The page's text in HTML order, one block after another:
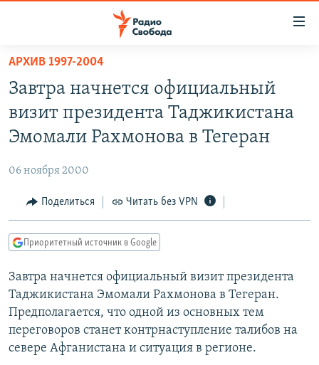
упрощенного
доступа
основному
Вернутся
Вернутся
поиску
ПОДКАСТЫ
АВТОРСКИЕ ПРОЕКТЫ
МНЕНИЯ
КУЛЬТУРА
КАВКАЗ.РЕАЛИИ
СЕВЕР.РЕАЛИИ
СИБИРЬ.РЕАЛИИ
РАСПИСАНИЕ ВЕЩАНИЯ
ПОДПИШИТЕСЬ НА РАССЫЛКУ
АРХИВ 1997-2004
Завтра начнется официальный
визит президента Таджикистана
Эмомали Рахмонова в Тегеран
06 ноября 2000
Поделиться Читать без VPN
Приоритетный источник в Google
Завтра начнется официальный визит президента
Таджикистана Эмомали Рахмонова в Тегеран.
Предполагается, что одной из основных тем
переговоров станет контрнаступление талибов на
севере Афганистана и ситуация в регионе.